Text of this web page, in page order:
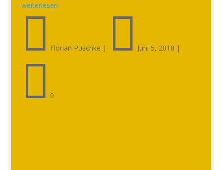
weiterlesen
 Florian Puschke |  Juni 5, 2018 |
 0